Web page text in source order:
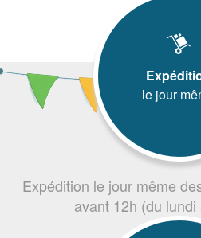
le jour
Expédition le jour même
avant 12h (du